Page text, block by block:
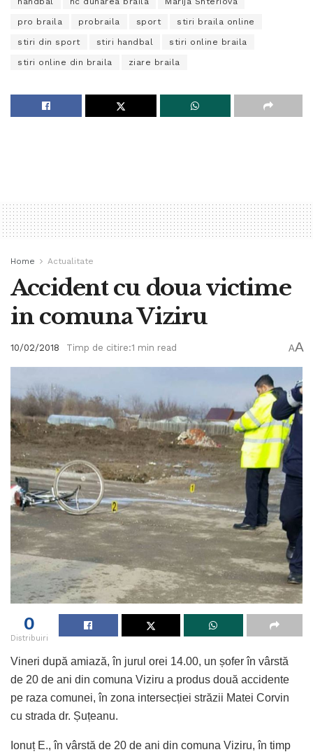
pro braila probraila sport stiri braila online
stiri din sport stiri handbal stiri online braila
stiri online din braila ziare braila
Home Actualitate
Accident cu doua victime
in comuna Viziru
10/02/2018 Timp de citire:1 min read AA
0
Distribuiri
Vineri după amiază, în jurul orei 14.00, un șofer în vârstă
de 20 de ani din comuna Viziru a produs două accidente
pe raza comunei, în zona intersecției străzii Matei Corvin
cu strada dr. Șuțeanu.
Ionuț E., în vârstă de 20 de ani din comuna Viziru, în timp